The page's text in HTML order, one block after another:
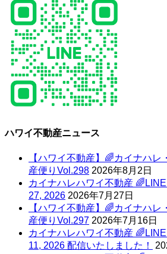
ハワイ不動産ニュース
【ハワイ不動産】🌈カイナハ
産便りVol.298 2026年8月2日
カイナハレハワイ不動産
27, 2026 2026年7月27日
【ハワイ不動産】🌈カイナハ
産便りVol.297 2026年7月16日
カイナハレハワイ不動産
11, 2026 配信いたしました！